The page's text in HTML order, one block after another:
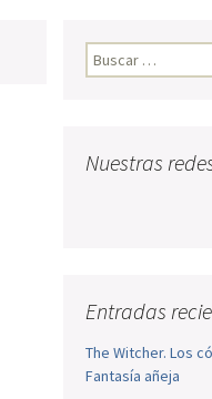
Buscar:
Nuestras
Entradas
The Witcher. Los
Fantasía añeja